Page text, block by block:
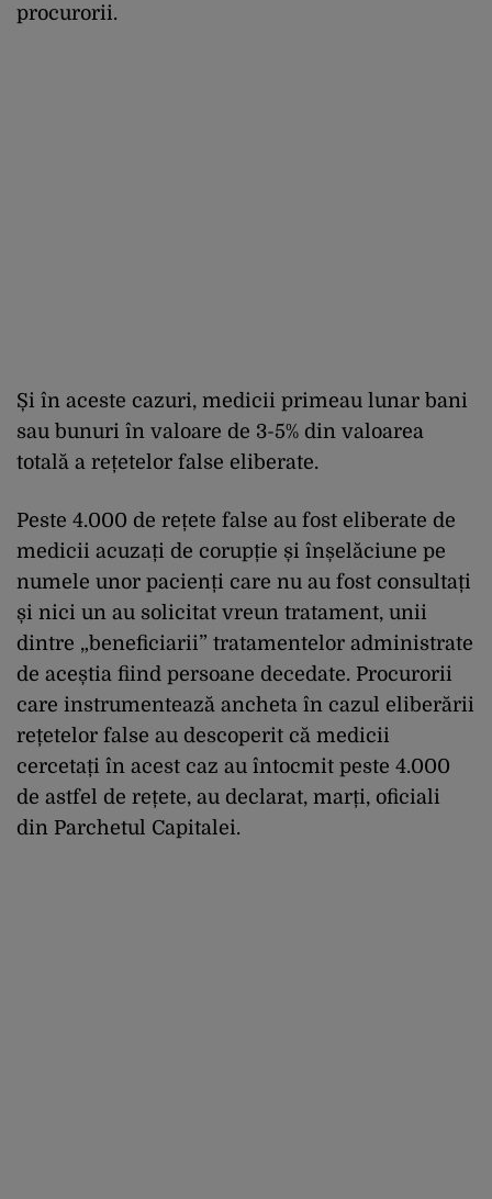
procurorii.
Și în aceste cazuri, medicii primeau lunar bani
sau bunuri în valoare de 3-5% din valoarea
totală a rețetelor false eliberate.
Peste 4.000 de rețete false au fost eliberate de
medicii acuzați de corupție și înșelăciune pe
numele unor pacienți care nu au fost consultați
și nici un au solicitat vreun tratament, unii
dintre „beneficiarii” tratamentelor administrate
de aceștia fiind persoane decedate. Procurorii
care instrumentează ancheta în cazul eliberării
rețetelor false au descoperit că medicii
cercetați în acest caz au întocmit peste 4.000
de astfel de rețete, au declarat, marți, oficiali
din Parchetul Capitalei.